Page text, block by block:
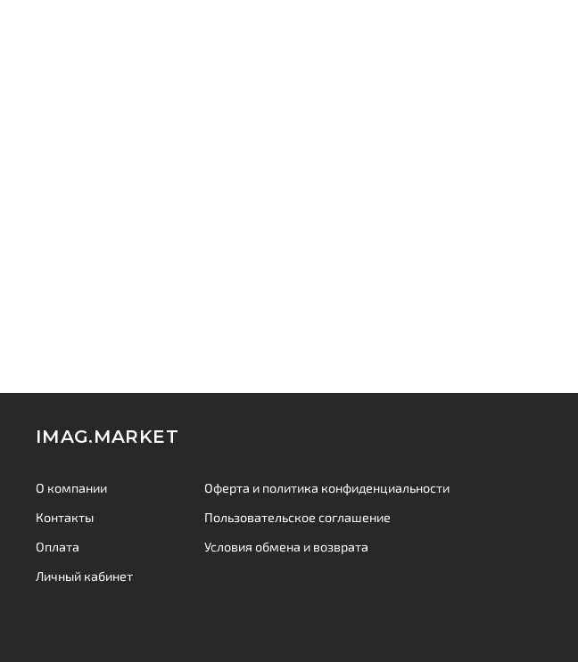
IMAG.MARKET
О компании
Контакты
Оплата
Личный кабинет
Оферта и политика конфиденциальности
Пользовательское соглашение
Условия обмена и возврата